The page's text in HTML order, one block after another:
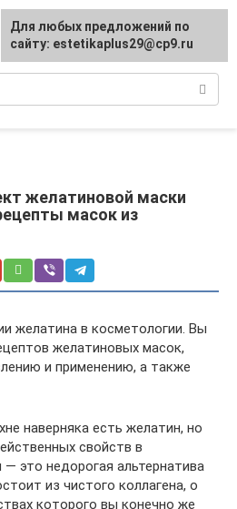
косметология
желатиновой маски
масок из
желатина в косметологии. Вы
желатиновых масок,
и применению, а также
наверняка есть желатин, но
свойств в
это недорогая альтернатива
из чистого коллагена, о
которого вы конечно же
Для любых предложений по
сайту: estetikaplus29@cp9.ru